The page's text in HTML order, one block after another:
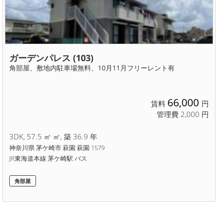
ガーデンパレス (103)
角部屋、敷地内駐車場無料、10月11月フリーレント有
賃料 66,000 円
管理費 2,000 円
3DK, 57.5 ㎡ ㎡, 築 36.9 年
神奈川県 茅ケ崎市 萩園 萩園 1579
JR東海道本線 茅ケ崎駅 バス
角部屋